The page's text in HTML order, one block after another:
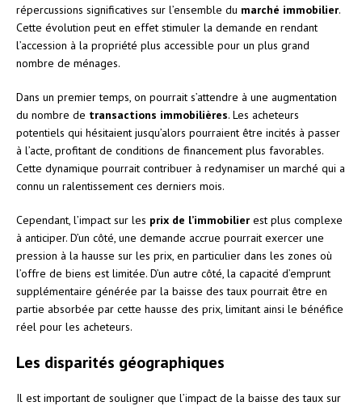
répercussions significatives sur l’ensemble du marché immobilier.
Cette évolution peut en effet stimuler la demande en rendant
l’accession à la propriété plus accessible pour un plus grand
nombre de ménages.
Dans un premier temps, on pourrait s’attendre à une augmentation
du nombre de transactions immobilières. Les acheteurs
potentiels qui hésitaient jusqu’alors pourraient être incités à passer
à l’acte, profitant de conditions de financement plus favorables.
Cette dynamique pourrait contribuer à redynamiser un marché qui a
connu un ralentissement ces derniers mois.
Cependant, l’impact sur les prix de l’immobilier est plus complexe
à anticiper. D’un côté, une demande accrue pourrait exercer une
pression à la hausse sur les prix, en particulier dans les zones où
l’offre de biens est limitée. D’un autre côté, la capacité d’emprunt
supplémentaire générée par la baisse des taux pourrait être en
partie absorbée par cette hausse des prix, limitant ainsi le bénéfice
réel pour les acheteurs.
Les disparités géographiques
Il est important de souligner que l’impact de la baisse des taux sur